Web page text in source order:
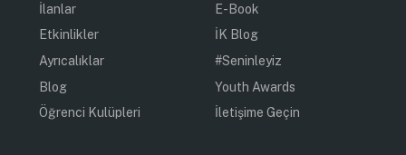
İlanlar
Etkinlikler
Ayrıcalıklar
Blog
Öğrenci Kulüpleri
E-Book
İK Blog
#Seninleyiz
Youth Awards
İletişime Geçin